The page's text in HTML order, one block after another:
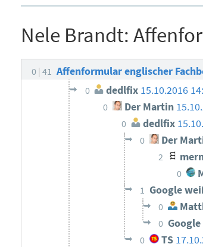
Nele Brandt:
0 41 Affenformular englischer
0 dedlfix 15.10.2016
0 Der Martin
0 dedlfix
0 Der
2
0
1 Google
0
0
0 TS